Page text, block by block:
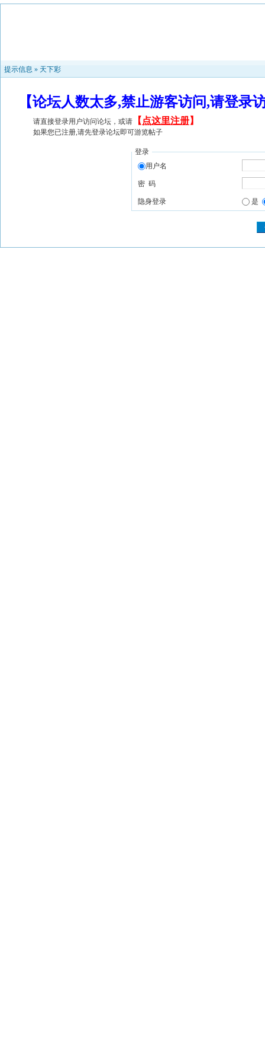
提示信息 » 天下彩
【论坛人数太多,禁止游客访问,请登
请直接登录用户访问论坛，或请 【 点这里注册】
如果您已注册,请先登录论坛即可游览帖子
登录
用户名
密 码
隐身登录 是